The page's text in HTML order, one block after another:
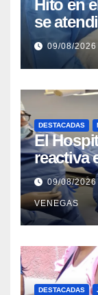
Hito en
se
parto
09/08/2026
DESTACADAS
El
reactiva
09/08/2026
VENEGAS
DESTACADAS